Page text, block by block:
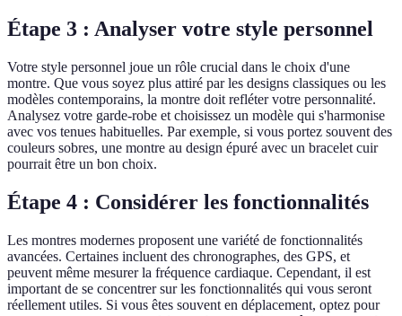
Étape 3 : Analyser votre style personnel
Votre style personnel joue un rôle crucial dans le choix d'une
montre. Que vous soyez plus attiré par les designs classiques ou les
modèles contemporains, la montre doit refléter votre personnalité.
Analysez votre garde-robe et choisissez un modèle qui s'harmonise
avec vos tenues habituelles. Par exemple, si vous portez souvent des
couleurs sobres, une montre au design épuré avec un bracelet cuir
pourrait être un bon choix.
Étape 4 : Considérer les fonctionnalités
Les montres modernes proposent une variété de fonctionnalités
avancées. Certaines incluent des chronographes, des GPS, et
peuvent même mesurer la fréquence cardiaque. Cependant, il est
important de se concentrer sur les fonctionnalités qui vous seront
réellement utiles. Si vous êtes souvent en déplacement, optez pour